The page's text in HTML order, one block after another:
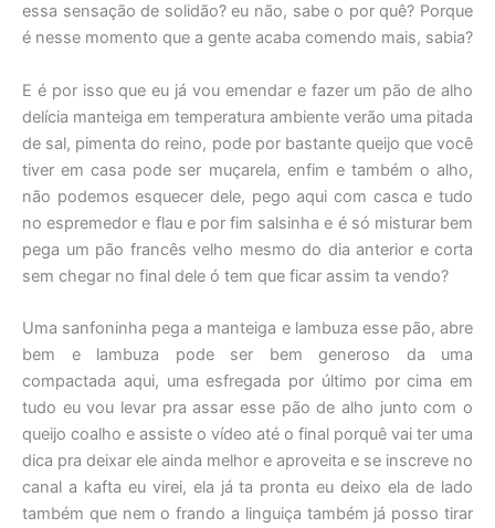
essa sensação de solidão? eu não, sabe o por quê? Porque
é nesse momento que a gente acaba comendo mais, sabia?
E é por isso que eu já vou emendar e fazer um pão de alho
delícia manteiga em temperatura ambiente verão uma pitada
de sal, pimenta do reino, pode por bastante queijo que você
tiver em casa pode ser muçarela, enfim e também o alho,
não podemos esquecer dele, pego aqui com casca e tudo
no espremedor e flau e por fim salsinha e é só misturar bem
pega um pão francês velho mesmo do dia anterior e corta
sem chegar no final dele ó tem que ficar assim ta vendo?
Uma sanfoninha pega a manteiga e lambuza esse pão, abre
bem e lambuza pode ser bem generoso da uma
compactada aqui, uma esfregada por último por cima em
tudo eu vou levar pra assar esse pão de alho junto com o
queijo coalho e assiste o vídeo até o final porquê vai ter uma
dica pra deixar ele ainda melhor e aproveita e se inscreve no
canal a kafta eu virei, ela já ta pronta eu deixo ela de lado
também que nem o frando a linguiça também já posso tirar